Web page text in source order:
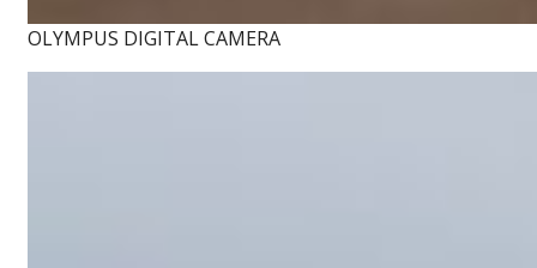
OLYMPUS DIGITAL CAMERA